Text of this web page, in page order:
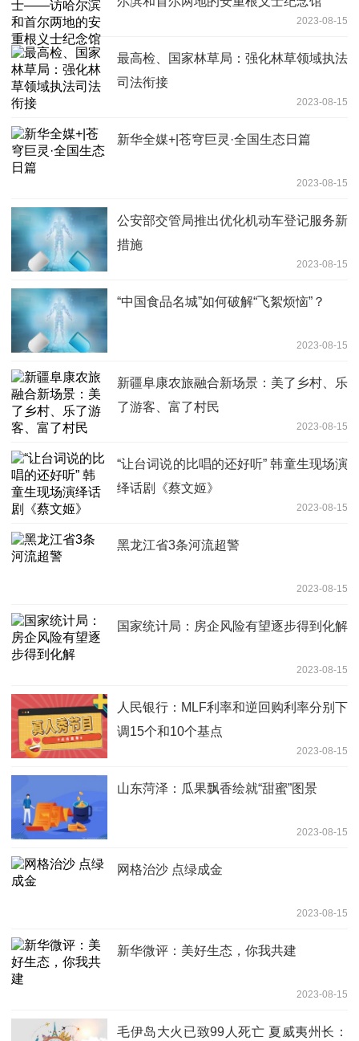
2023-08-15
最高检、国家林草局：强化林草领域执法
司法衔接
2023-08-15
新华全媒+|苍穹巨灵·全国生态日篇
2023-08-15
公安部交管局推出优化机动车登记服务新
措施
2023-08-15
“中国食品名城”如何破解“飞絮烦恼”？
2023-08-15
新疆阜康农旅融合新场景：美了乡村、乐
了游客、富了村民
2023-08-15
“让台词说的比唱的还好听” 韩童生现场演
绎话剧《蔡文姬》
2023-08-15
黑龙江省3条河流超警
2023-08-15
国家统计局：房企风险有望逐步得到化解
2023-08-15
人民银行：MLF利率和逆回购利率分别下
调15个和10个基点
2023-08-15
山东菏泽：瓜果飘香绘就“甜蜜”图景
2023-08-15
网格治沙 点绿成金
2023-08-15
新华微评：美好生态，你我共建
2023-08-15
毛伊岛大火已致99人死亡 夏威夷州长：